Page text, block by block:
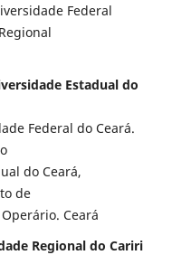
Federal
Estadual do
Federal do Ceará.
do Ceará,
de
Ceará
Regional do Cariri